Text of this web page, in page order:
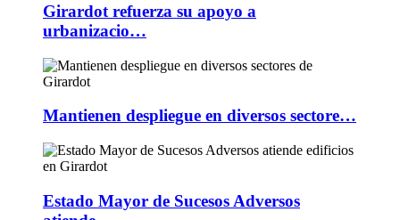
Girardot refuerza su apoyo a
urbanizacio…
Mantienen despliegue en diversos sectore…
Estado Mayor de Sucesos Adversos